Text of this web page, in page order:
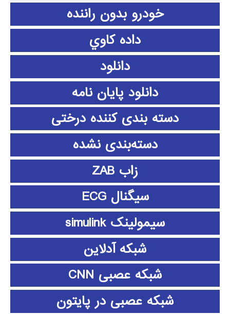
خودرو بدون راننده
داده كاوي
دانلود
دانلود پايان نامه
دسته بندی کننده درختی
دسته‌بندی نشده
زاب ZAB
سیگنال ECG
سیمولینک simulink
شبکه آدلاین
شبکه عصبی CNN
شبکه عصبی در پایتون